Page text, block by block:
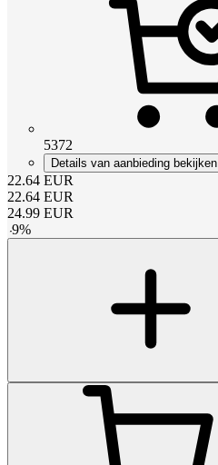
5372
Details van aanbieding bekijken
22.64 EUR
22.64 EUR
24.99 EUR
-9%